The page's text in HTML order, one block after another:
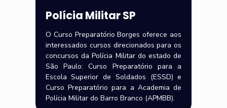
Polícia Militar SP
O Curso Preparatório Borges oferece aos
interessados cursos direcionados para os
concursos da Polícia Militar do estado de
São Paulo: Curso Preparatório para a
Escola Superior de Soldados (ESSD) e
Curso Preparatório para a Academia de
Polícia Militar do Barro Branco (APMBB).